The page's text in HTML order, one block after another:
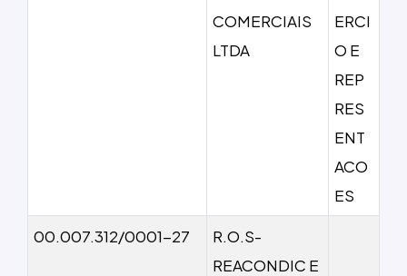
COMERCIAIS
LTDA
ERCI
O E
REP
RES
ENT
ACO
ES
00.007.312/0001-27
R.O.S-
REACONDIC E